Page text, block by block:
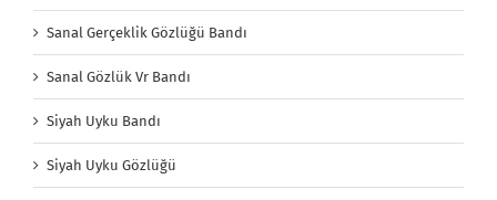
Sanal Gerçeklik Gözlüğü Bandı
Sanal Gözlük Vr Bandı
Siyah Uyku Bandı
Siyah Uyku Gözlüğü